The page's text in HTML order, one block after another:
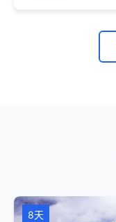
8天